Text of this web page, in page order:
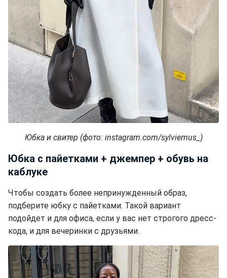
Юбка и свитер (фото: instagram.com/sylviemus_)
Юбка с пайетками + джемпер + обувь на
каблуке
Чтобы создать более непринужденный образ,
подберите юбку с пайетками. Такой вариант
подойдет и для офиса, если у вас нет строгого дресс-
кода, и для вечеринки с друзьями.